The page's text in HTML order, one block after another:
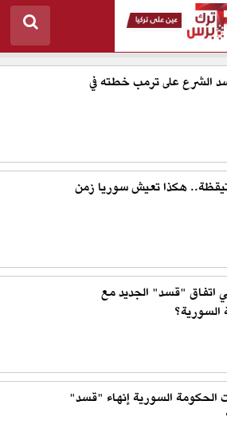
الشرع على ترمب خطته في
هكذا تعيش سوريا زمن
اتفاق "قسد" الجديد مع
السورية؟
الحكومة السورية إنهاء "قسد"